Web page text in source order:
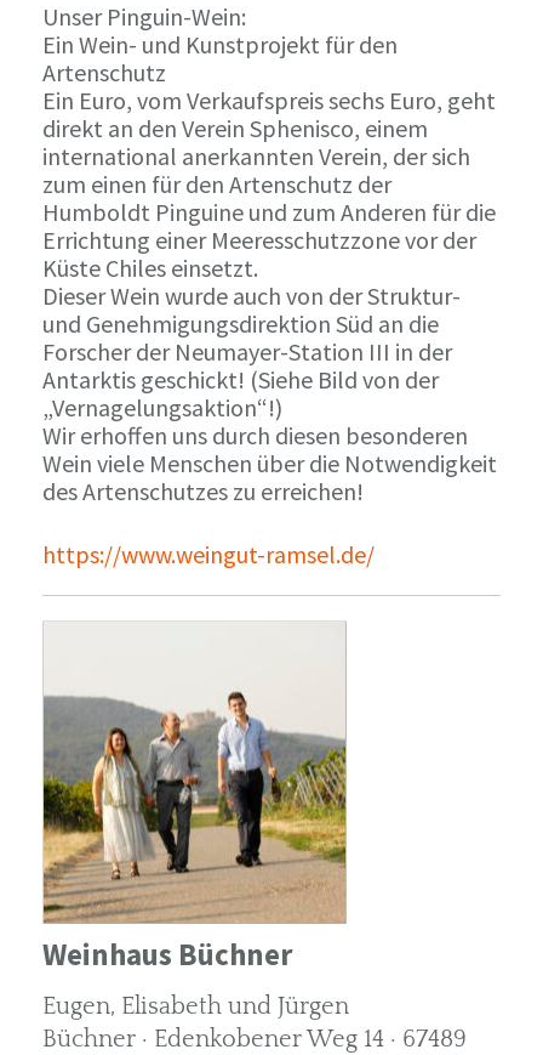
Unser Pinguin-Wein:
Ein Wein- und Kunstprojekt für den
Artenschutz
Ein Euro, vom Verkaufspreis sechs Euro, geht
direkt an den Verein Sphenisco, einem
international anerkannten Verein, der sich
zum einen für den Artenschutz der
Humboldt Pinguine und zum Anderen für die
Errichtung einer Meeresschutzzone vor der
Küste Chiles einsetzt.
Dieser Wein wurde auch von der Struktur-
und Genehmigungsdirektion Süd an die
Forscher der Neumayer-Station III in der
Antarktis geschickt! (Siehe Bild von der
„Vernagelungsaktion“!)
Wir erhoffen uns durch diesen besonderen
Wein viele Menschen über die Notwendigkeit
des Artenschutzes zu erreichen!
https://www.weingut-ramsel.de/
Weinhaus Büchner
Eugen, Elisabeth und Jürgen
Büchner · Edenkobener Weg 14 · 67489